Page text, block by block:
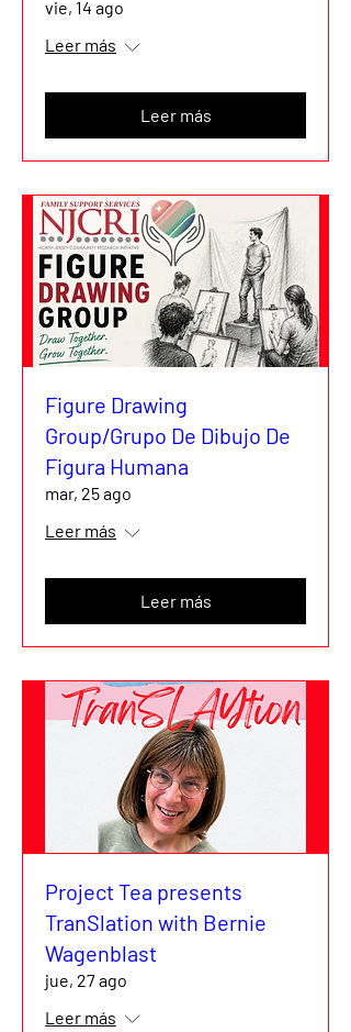
vie, 14 ago
Leer más
Leer más
Figure Drawing
Group/Grupo De Dibujo De
Figura Humana
mar, 25 ago
Leer más
Leer más
Project Tea presents
TranSlation with Bernie
Wagenblast
jue, 27 ago
Leer más